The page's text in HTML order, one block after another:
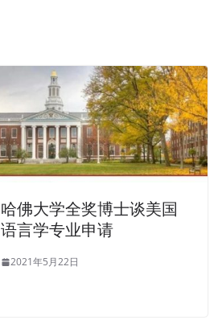
哈佛大学全奖博士谈美国
语言学专业申请
2021年5月22日